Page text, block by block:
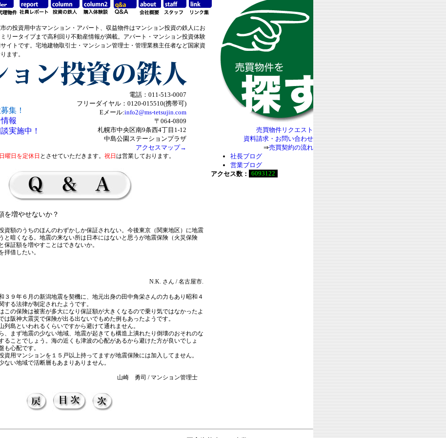
の投資用中古マンション・アパート、収益物件はマンション投資の鉄人にお
リータイプまで高利回り不動産情報が満載。アパート・マンション投資体験
イトです。宅地建物取引士・マンション管理士・管理業務主任者など国家資
ます。
集！
報
実施中！
電話：011-513-0007
フリーダイヤル：0120-015510(携帯可)
Eメール:info2@ms-tetsujin.com
〒064-0809
札幌市中央区南9条西4丁目1-12
中島公園ステーションプラザ
アクセスマップ→
日曜日を定休日 とさせていただきます。 祝日 は営業しております。
を増やせないか？
資額のうちのほんのわずかしか保証されない。今後東京（関東地区）に地震
と暗くなる。地震の来ない所は日本にはないと思うが地震保険（火災保険
保証額を増やすことはできないか。
拝借したい。
N.K. さん / 名古屋市.
３９年６月の新潟地震を契機に、地元出身の田中角栄さんの力もあり昭和４
する法律が制定されたようです。
この保険は被害が多大になり保証額が大きくなるので乗り気ではなかったよ
は阪神大震災で保険が出る出ないでもめた例もあったようです。
列島といわれるくらいですから避けて通れません。
、まず地震の少ない地域、地震が起きても構造上潰れたり倒壊のおそれのな
ることでしょう。海の近くも津波の心配があるから避けた方が良いでしょ
も心配です。
資用マンションを１５戸以上持ってますが地震保険には加入してません。
ない地域で活断層もあまりありません。
山崎 勇司 / マンション管理士
売買物件リクエスト
資料請求・お問い合わせ
⇒売買契約の流れ
社長ブログ
営業ブログ
アクセス数：
6093122